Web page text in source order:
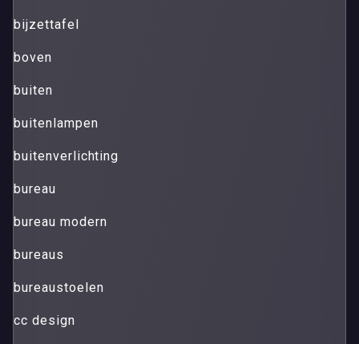
bijzettafel
boven
buiten
buitenlampen
buitenverlichting
bureau
bureau modern
bureaus
bureaustoelen
cc design